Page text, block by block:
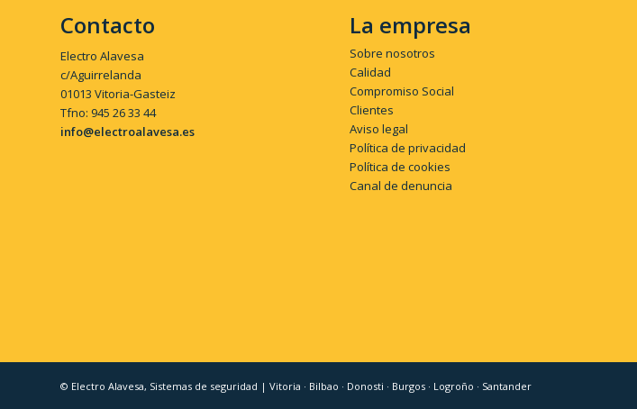
Contacto
Electro Alavesa
c/Aguirrelanda
01013 Vitoria-Gasteiz
Tfno: 945 26 33 44
info@electroalavesa.es
La empresa
Sobre nosotros
Calidad
Compromiso Social
Clientes
Aviso legal
Política de privacidad
Política de cookies
Canal de denuncia
© Electro Alavesa, Sistemas de seguridad | Vitoria · Bilbao · Donosti · Burgos · Logroño · Santander